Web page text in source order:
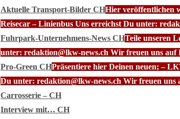
Aktuelle Transport-Bilder CHHier veröffentlichen
Reisecar – Linienbus Uns erreichst Du unter:
Fuhrpark-Unternehmens-News CHTeile unseren
unter: redaktion@lkw-news.ch Wir freuen uns auf
Pro-Green CHPräsentiere hier Deinen neuen; –
Du unter: redaktion@lkw-news.ch Wir freuen uns
Carrosserie – CH
Interview mit… CH